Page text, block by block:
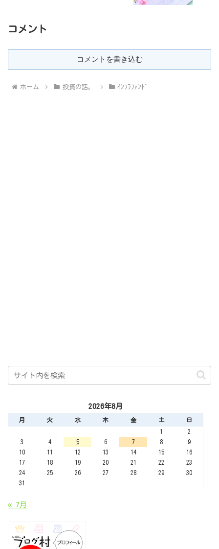
コメント
コメントを書き込む
ホーム 投資の話。 ｲﾝﾌﾗﾌｧﾝﾄﾞ
2026年8月
月 火 水 木 金 土
日
1
2
3
4 5 6 7 8
9
10
11 12 13 14 15
16
17
18 19 20 21 22
23
24
25 26 27 28 29
30
31
« 7月